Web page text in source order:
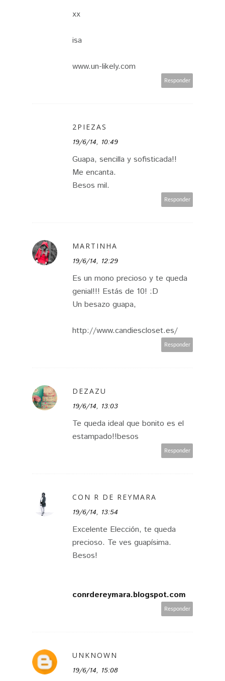
xx
isa
www.un-likely.com
Responder
2PIEZAS
19/6/14, 10:49
Guapa, sencilla y sofisticada!!
Me encanta.
Besos mil.
Responder
MARTINHA
19/6/14, 12:29
Es un mono precioso y te queda
genial!!! Estás de 10! :D
Un besazo guapa,
http://www.candiescloset.es/
Responder
DEZAZU
19/6/14, 13:03
Te queda ideal que bonito es el
estampado!!besos
Responder
CON R DE REYMARA
19/6/14, 13:54
Excelente Elección, te queda
precioso. Te ves guapísima.
Besos!
conrdereymara.blogspot.com
Responder
UNKNOWN
19/6/14, 15:08